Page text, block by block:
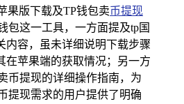
果版下载及TP钱包卖币提现
包这一工具，一方面提及tp国
内容，虽未详细说明下载步骤
在苹果端的获取情况；另一方
币提现的详细操作指南，为
提现需求的用户提供了明确